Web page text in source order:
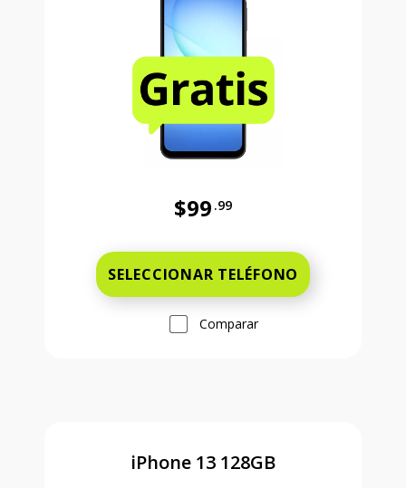
$99 .99
SELECCIONAR TELÉFONO
Comparar
iPhone 13 128GB